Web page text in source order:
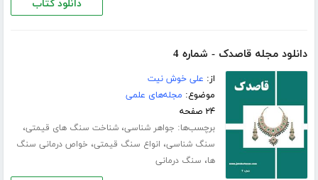
دانلود کتاب
دانلود مجله قاصدک - شماره 4
از: علی خوش نیت
موضوع: مجله‌های علمی
۲۴ صفحه
برچسب‌ها: جواهر شناسی،شناخت سنگ های قیمتی،
سنگ شناسی، انواع سنگ قیمتی، خواص درمانی سنگ
ها، سنگ درمانی